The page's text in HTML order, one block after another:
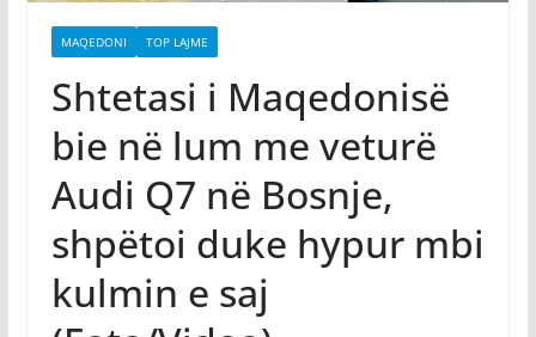
MAQEDONI TOP LAJME
Shtetasi i Maqedonisë
bie në lum me veturë
Audi Q7 në Bosnje,
shpëtoi duke hypur mbi
kulmin e saj